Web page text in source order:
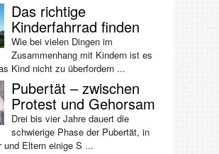
Das richtige
Kinderfahrrad finden
Wie bei vielen Dingen im
Zusammenhang mit Kindern ist es
Kind nicht zu überfordern ...
Pubertät – zwischen
Protest und Gehorsam
Drei bis vier Jahre dauert die
schwierige Phase der Pubertät, in
und Eltern einige S ...